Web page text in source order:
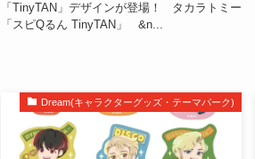
「TinyTAN」デザインが登場！ タカラトミー
「スピQるん TinyTAN」 &n...
Dream(キャラクターグッズ・テーマパーク)